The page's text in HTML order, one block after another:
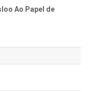
Ao Papel de